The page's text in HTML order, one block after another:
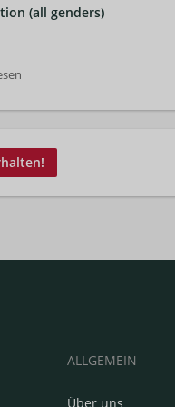
(all genders)
ALLGEMEIN
Über uns